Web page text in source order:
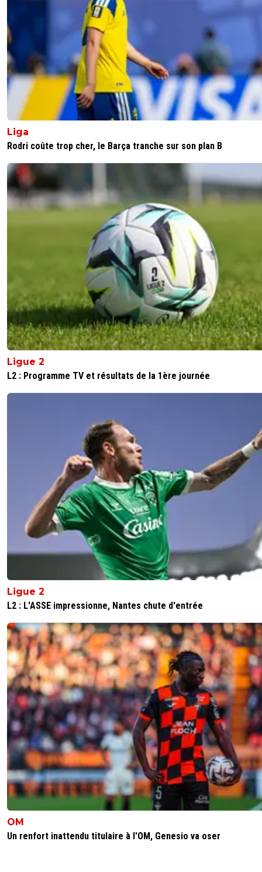
Liga
Rodri coûte trop cher, le Barça tranche sur son plan B
Ligue 2
L2 : Programme TV et résultats de la 1ère journée
Ligue 2
L2 : L'ASSE impressionne, Nantes chute d'entrée
OM
Un renfort inattendu titulaire à l'OM, Genesio va oser